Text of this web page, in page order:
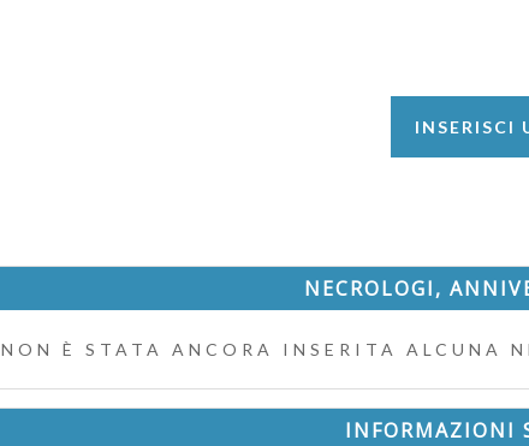
INSERISCI
NECROLOGI,
NON È STATA ANCORA INSERITA ALCUNA
INFORMAZIONI